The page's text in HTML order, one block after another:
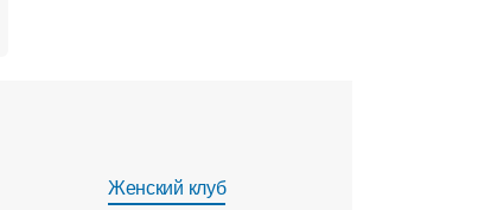
Женский клуб